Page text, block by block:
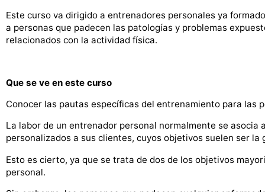
Este curso va dirigido a entrenadores personales ya
a personas que padecen las patologías y problemas
relacionados con la actividad física.
Que se ve en este curso
Conocer las pautas específicas del entrenamiento para las
La labor de un entrenador personal normalmente se
personalizados a sus clientes, cuyos objetivos suelen ser
Esto es cierto, ya que se trata de dos de los objetivos
personal.